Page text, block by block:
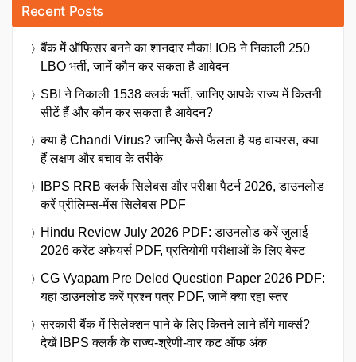
Recent Posts
बैंक में ऑफिसर बनने का शानदार मौका! IOB ने निकाली 250
LBO भर्ती, जानें कौन कर सकता है आवेदन
SBI ने निकाली 1538 क्लर्क भर्ती, जानिए आपके राज्य में कितनी
सीटें हैं और कौन कर सकता है आवेदन?
क्या है Chandi Virus? जानिए कैसे फैलता है यह वायरस, क्या
हैं लक्षण और बचाव के तरीके
IBPS RRB क्लर्क सिलेबस और परीक्षा पैटर्न 2026, डाउनलोड
करें प्रीलिम्स-मेंस सिलेबस PDF
Hindu Review July 2026 PDF: डाउनलोड करें जुलाई
2026 करेंट अफेयर्स PDF, प्रतियोगी परीक्षाओं के लिए बेस्ट
CG Vyapam Pre Deled Question Paper 2026 PDF:
यहां डाउनलोड करें प्रश्न पत्र PDF, जानें क्या रहा स्तर
सरकारी बैंक में सिलेक्शन पाने के लिए कितने लाने होंगे मार्क्स?
देखें IBPS क्लर्क के राज्य-श्रेणी-वार कट ऑफ अंक